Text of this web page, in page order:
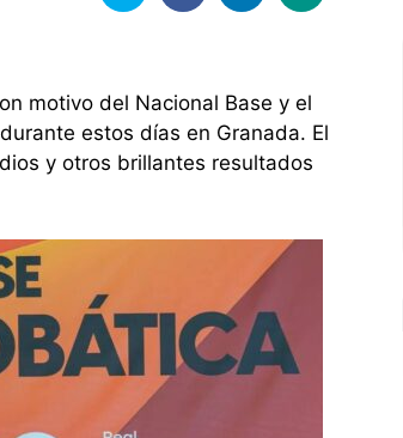
motivo del Nacional Base y el
estos días en Granada. El
y otros brillantes resultados